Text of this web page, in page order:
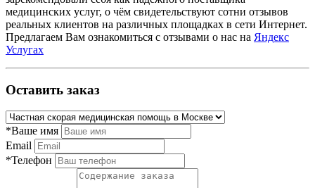
медицинских услуг, о чём свидетельствуют сотни отзывов
реальных клиентов на различных площадках в сети Интернет.
Предлагаем Вам ознакомиться с отзывами о нас на Яндекс
Услугах
Оставить заказ
*Ваше имя
Email
*Телефон